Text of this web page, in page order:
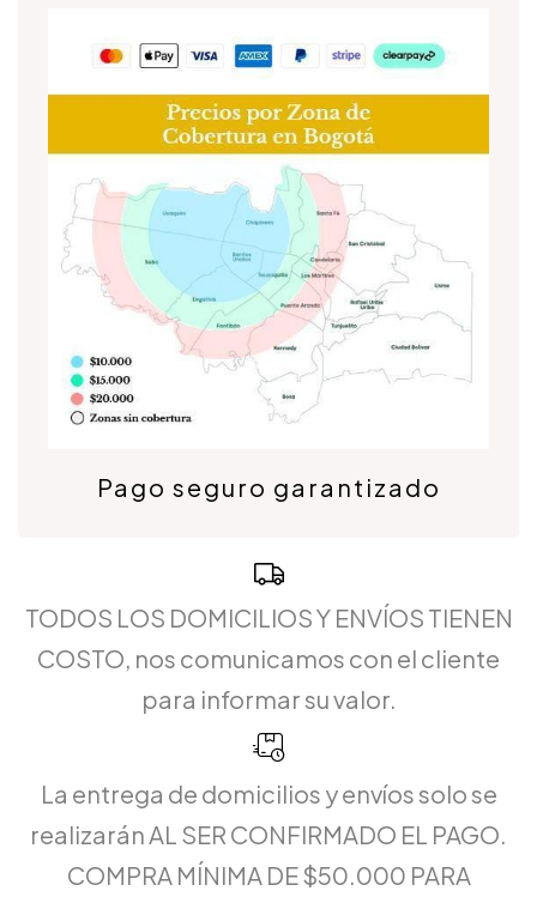
Pago seguro garantizado
TODOS LOS DOMICILIOS Y ENVÍOS TIENEN
COSTO, nos comunicamos con el cliente
para informar su valor.
La entrega de domicilios y envíos solo se
realizarán AL SER CONFIRMADO EL PAGO.
COMPRA MÍNIMA DE $50.000 PARA